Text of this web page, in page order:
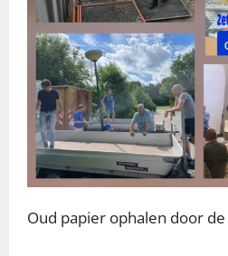
Oud papier ophalen door